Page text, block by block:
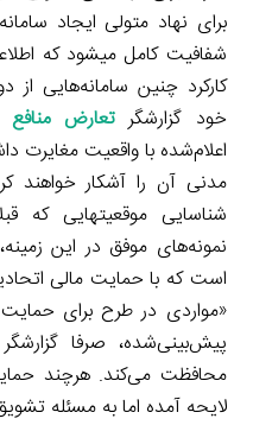
برای نهاد متولی ایجاد
شفافیت کامل می­شود که
کارکرد چنین سامانه‌هایی
خود گزارشگر تعارض منافع
اعلام‌شده با واقعیت مغایرت
مدنی آن را آشکار خواهند
شناسایی موقعیت­هایی که
است که با حمایت مالی
«مواردی در طرح برای
پیش‌بینی‌شده، صرفا گزارشگر
محافظت می‌کند. هرچند
لایحه آمده اما به مسئله